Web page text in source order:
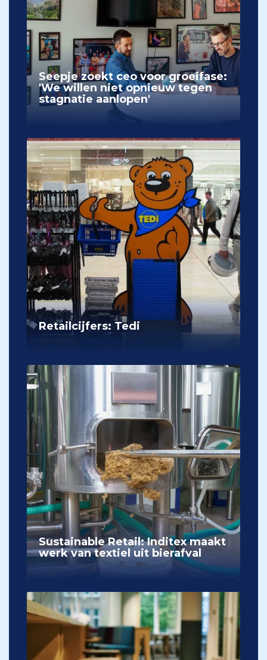
Seepje zoekt ceo voor groeifase:
'We willen niet opnieuw tegen
stagnatie aanlopen'
Retailcijfers: Tedi
Sustainable Retail: Inditex maakt
werk van textiel uit bierafval